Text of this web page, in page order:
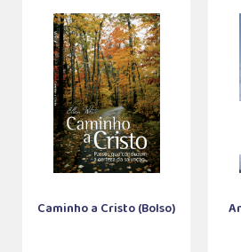
Caminho a Cristo (Bolso)